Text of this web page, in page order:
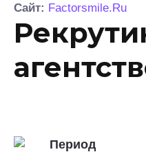
Сайт: Factorsmile.Ru
Период